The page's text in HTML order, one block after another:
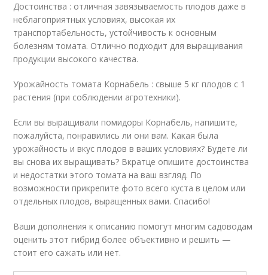
Достоинства : отличная завязываемость плодов даже в
неблагоприятных условиях, высокая их
транспортабельность, устойчивость к основным
болезням томата. Отлично подходит для выращивания
продукции высокого качества.
Урожайность томата Корнабель : свыше 5 кг плодов с 1
растения (при соблюдении агротехники).
Если вы выращивали помидоры Корнабель, напишите,
пожалуйста, понравились ли они вам. Какая была
урожайность и вкус плодов в ваших условиях? Будете ли
вы снова их выращивать? Вкратце опишите достоинства
и недостатки этого томата на ваш взгляд. По
возможности прикрепите фото всего куста в целом или
отдельных плодов, выращенных вами. Спасибо!
Ваши дополнения к описанию помогут многим садоводам
оценить этот гибрид более объективно и решить —
стоит его сажать или нет.